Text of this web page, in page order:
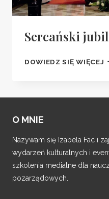
Sercański
DOWIEDZ SIĘ WIĘCEJ
O MNIE
Nazywam się Izabela Fac i
wydarzeń kulturalnych i
szkolenia medialne dla
pozarządowych.